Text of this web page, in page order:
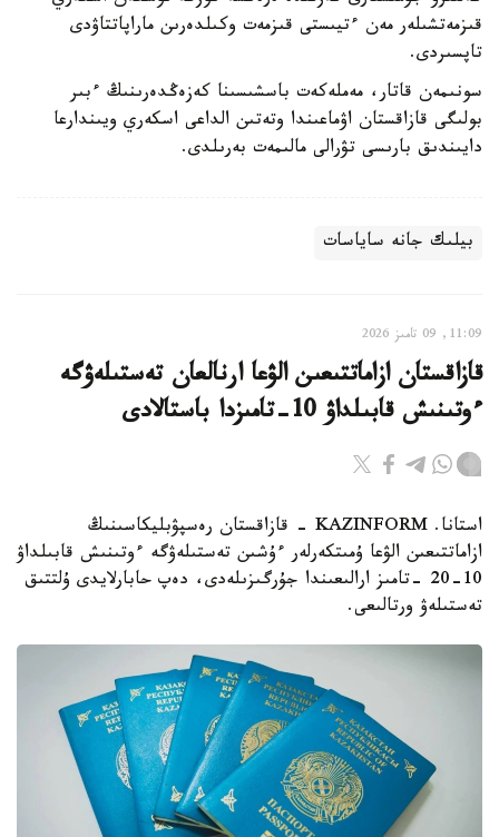
قىزمەتشىلەر مەن ءتيىستى قىزمەت وكىلدەرىن ماراپاتتاۋدى
تاپسىردى.
سونىمەن قاتار، مەملەكەت باسشىسىنا كەزەڭدەرىنىڭ ءبىر
بولىگى قازاقستان اۋماعىندا وتەتىن الداعى اسكەري ويىندارعا
دايىندىق بارىسى تۋرالى مالىمەت بەرىلدى.
بيلىك جانە ساياسات
11:09, 09 تامىز 2026
قازاقستان ازاماتتىعىن الۋعا ارنالعان تەستىلەۋگە
ءوتىنىش قابىلداۋ 10-تامىزدا باستالادى
استانا. KAZINFORM - قازاقستان رەسپۋبليكاسىنىڭ
ازاماتتىعىن الۋعا ۇمىتكەرلەر ءۇشىن تەستىلەۋگە ءوتىنىش قابىلداۋ
10-20 -تامىز ارالىعىندا جۇرگىزىلەدى، دەپ حابارلايدى ۇلتتىق
تەستىلەۋ ورتالىعى.